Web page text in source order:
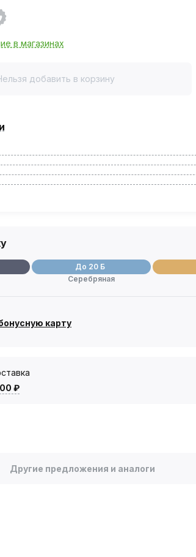
в магазинах
добавить в корзину
До 20 Б
Серебряная
карту
₽
Другие предложения и аналоги